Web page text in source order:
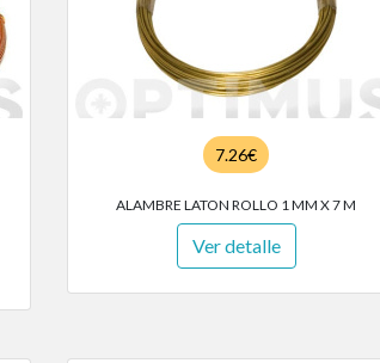
7.26€
ALAMBRE LATON ROLLO 1 MM X 7 M
Ver detalle